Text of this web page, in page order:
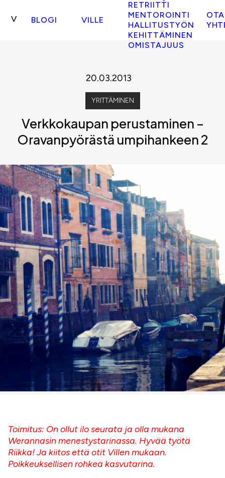
BLOGI VILLE
RETRIITTI
MENTOROINTI
HALLITUSTYÖN
KEHITTÄMINEN
OMISTAJUUS
OTA
20.03.2013
YRITTÄMINEN
Verkkokaupan perustaminen –
Oravanpyörästä umpihankeen 2
Toimitus: On ollut ilo seurata ja olla mukana
Werannasin menestystarinassa. Hyvää työtä
Riikka! Ja kiitos että otit Villen mukaan.
Poikkeuksellisen rohkea kasvutarina.